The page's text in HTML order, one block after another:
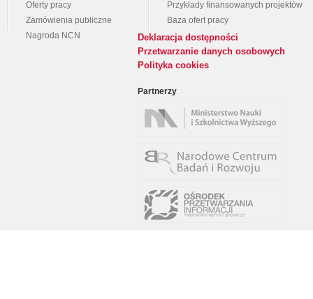
Oferty pracy
Zamówienia publiczne
Nagroda NCN
Przykłady finansowanych projektów
Baza ofert pracy
Deklaracja dostępności
Przetwarzanie danych osobowych
Polityka cookies
Partnerzy